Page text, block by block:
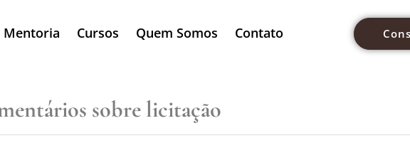
Mentoria Cursos Quem Somos Contato
sobre licitação